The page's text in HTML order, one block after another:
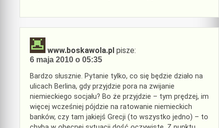
www.boskawola.pl pisze:
6 maja 2010 o 05:35
Bardzo słusznie. Pytanie tylko, co się będzie działo na
ulicach Berlina, gdy przyjdzie pora na zwijanie
niemieckiego socjału? Bo że przyjdzie – tym prędzej, im
więcej wcześniej pójdzie na ratowanie niemieckich
banków, czy tam jakiejś Grecji (to wszystko jedno) – to